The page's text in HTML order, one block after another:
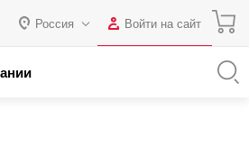
Россия Войти на сайт